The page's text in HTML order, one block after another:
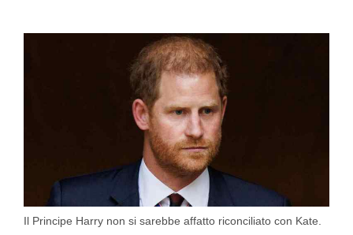
Il Principe Harry non si sarebbe affatto riconciliato con Kate.